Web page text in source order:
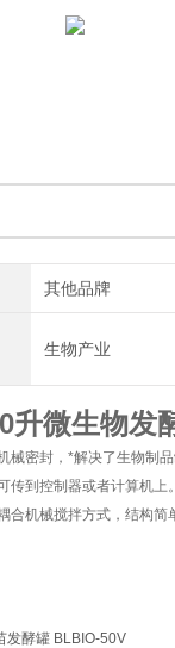
其他品牌
生物产业
升微生物发
械密封，*解决了生物制
传到控制器或者计算机
合机械搅拌方式，结构简
发酵罐 BLBIO-50V